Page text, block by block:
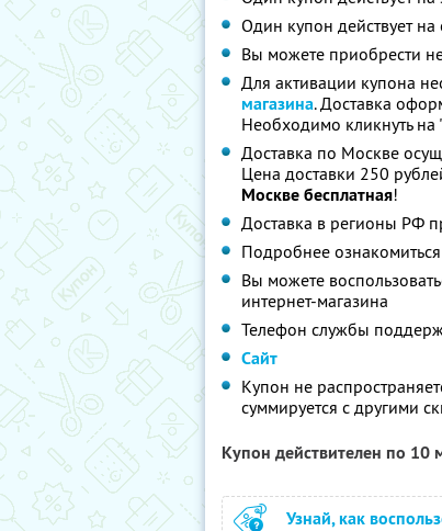
Один купон действует на
Вы можете приобрести
Для активации купона
магазина. Доставка
Необходимо кликнуть на
Доставка по Москве
Цена доставки 250
Москве бесплатная!
Доставка в регионы РФ
Подробнее
Вы можете
интернет-магазина
Телефон службы
Сайт
Купон не
суммируется с другими
Купон действителен по 10
Узнай, как